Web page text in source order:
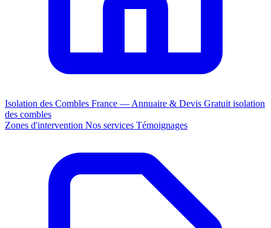
Isolation des Combles France — Annuaire & Devis Gratuit isolation
des combles
Zones d'intervention Nos services Témoignages